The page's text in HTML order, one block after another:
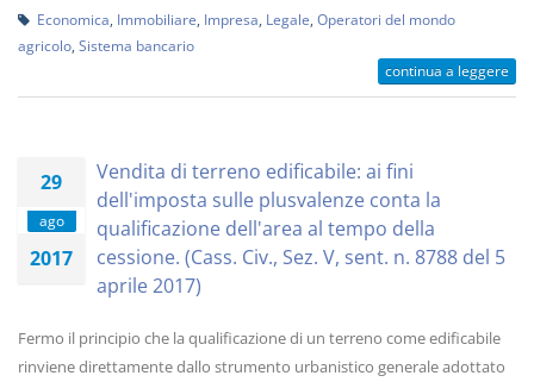
Economica Immobiliare Impresa Legale Operatori del mondo
agricolo Sistema bancario
continua a leggere
29
ago
2017
Vendita di terreno edificabile: ai fini
dell'imposta sulle plusvalenze conta la
qualificazione dell'area al tempo della
cessione. (Cass. Civ., Sez. V, sent. n. 8788 del 5
aprile 2017)
Fermo il principio che la qualificazione di un terreno come edificabile
rinviene direttamente dallo strumento urbanistico generale adottato